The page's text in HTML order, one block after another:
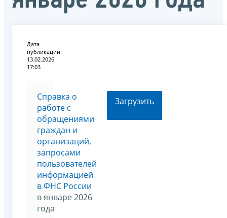
Дата
публикации:
13.02.2026
17:03
Справка о
работе с
обращениями
граждан и
организаций,
запросами
пользователей
информацией
в ФНС России
в январе 2026
года
Загрузить